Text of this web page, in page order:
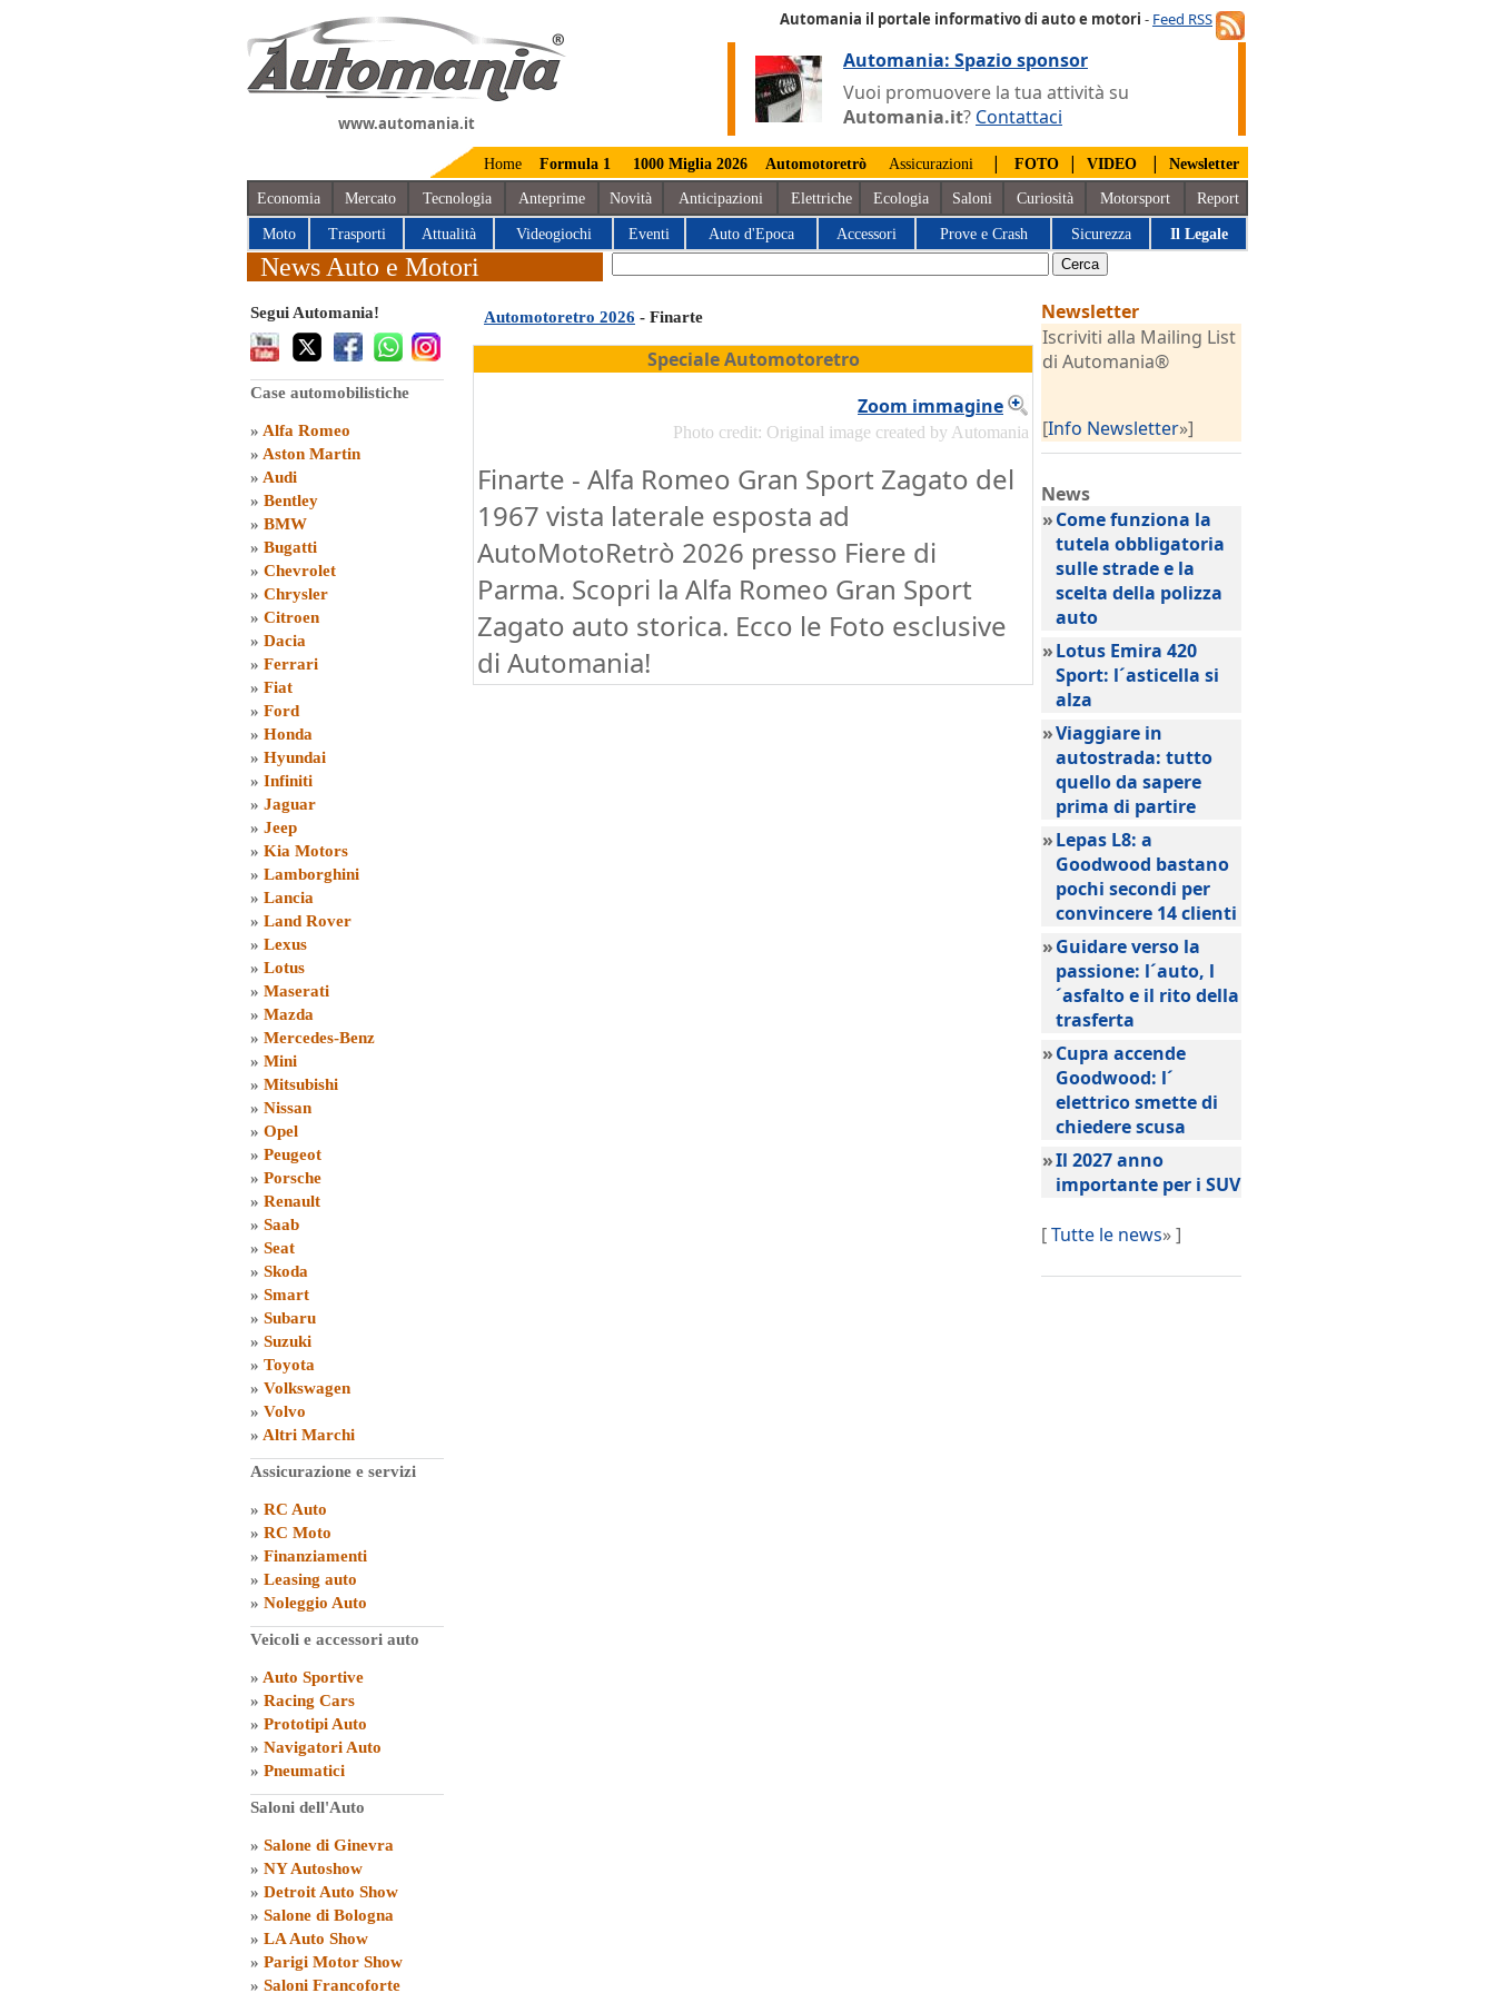
www.automania.it
Automania il portale informativo di auto e motori - Feed RSS
Automania: Spazio sponsor
Vuoi promuovere la tua attività su
Automania.it? Contattaci
Home Formula 1 1000 Miglia 2026 Automotoretrò Assicurazioni | FOTO | VIDEO | Newsletter
Economia Mercato Tecnologia Anteprime Novità Anticipazioni Elettriche Ecologia Saloni Curiosità Motorsport Report
Moto Trasporti Attualità Videogiochi Eventi Auto d'Epoca Accessori Prove e Crash Sicurezza Il Legale
News Auto e Motori
Segui Automania!
Case automobilistiche
» Alfa Romeo
» Aston Martin
» Audi
» Bentley
» BMW
» Bugatti
» Chevrolet
» Chrysler
» Citroen
» Dacia
» Ferrari
» Fiat
» Ford
» Honda
» Hyundai
» Infiniti
» Jaguar
» Jeep
» Kia Motors
» Lamborghini
» Lancia
» Land Rover
» Lexus
» Lotus
» Maserati
» Mazda
» Mercedes-Benz
» Mini
» Mitsubishi
» Nissan
» Opel
» Peugeot
» Porsche
» Renault
» Saab
» Seat
» Skoda
» Smart
» Subaru
» Suzuki
» Toyota
» Volkswagen
» Volvo
» Altri Marchi
Assicurazione e servizi
» RC Auto
» RC Moto
» Finanziamenti
» Leasing auto
» Noleggio Auto
Veicoli e accessori auto
» Auto Sportive
» Racing Cars
» Prototipi Auto
» Navigatori Auto
» Pneumatici
Saloni dell'Auto
» Salone di Ginevra
» NY Autoshow
» Detroit Auto Show
» Salone di Bologna
» LA Auto Show
» Parigi Motor Show
» Saloni Francoforte
Automotoretro 2026 - Finarte
Speciale Automotoretro
Zoom immagine
Photo credit: Original image created by Automania
Finarte - Alfa Romeo Gran Sport Zagato del
1967 vista laterale esposta ad
AutoMotoRetrò 2026 presso Fiere di
Parma. Scopri la Alfa Romeo Gran Sport
Zagato auto storica. Ecco le Foto esclusive
di Automania!
Newsletter
Iscriviti alla Mailing List
di Automania®
[Info Newsletter»]
News
»Come funziona la
tutela obbligatoria
sulle strade e la
scelta della polizza
auto
»Lotus Emira 420
Sport: l´asticella si
alza
»Viaggiare in
autostrada: tutto
quello da sapere
prima di partire
»Lepas L8: a
Goodwood bastano
pochi secondi per
convincere 14 clienti
»Guidare verso la
passione: l´auto, l
´asfalto e il rito della
trasferta
»Cupra accende
Goodwood: l´
elettrico smette di
chiedere scusa
»Il 2027 anno
importante per i SUV
[Tutte le news» ]